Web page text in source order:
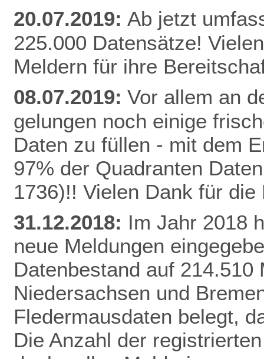
20.07.2019: Ab jetzt
225.000 Datensätze!
Meldern für ihre
08.07.2019: Vor allem an
gelungen noch einige
Daten zu füllen - mit dem
97% der Quadranten
1736)!! Vielen Dank für die
31.12.2018: Im Jahr 2018
neue Meldungen
Datenbestand auf
Niedersachsen und
Fledermausdaten belegt,
Die Anzahl der